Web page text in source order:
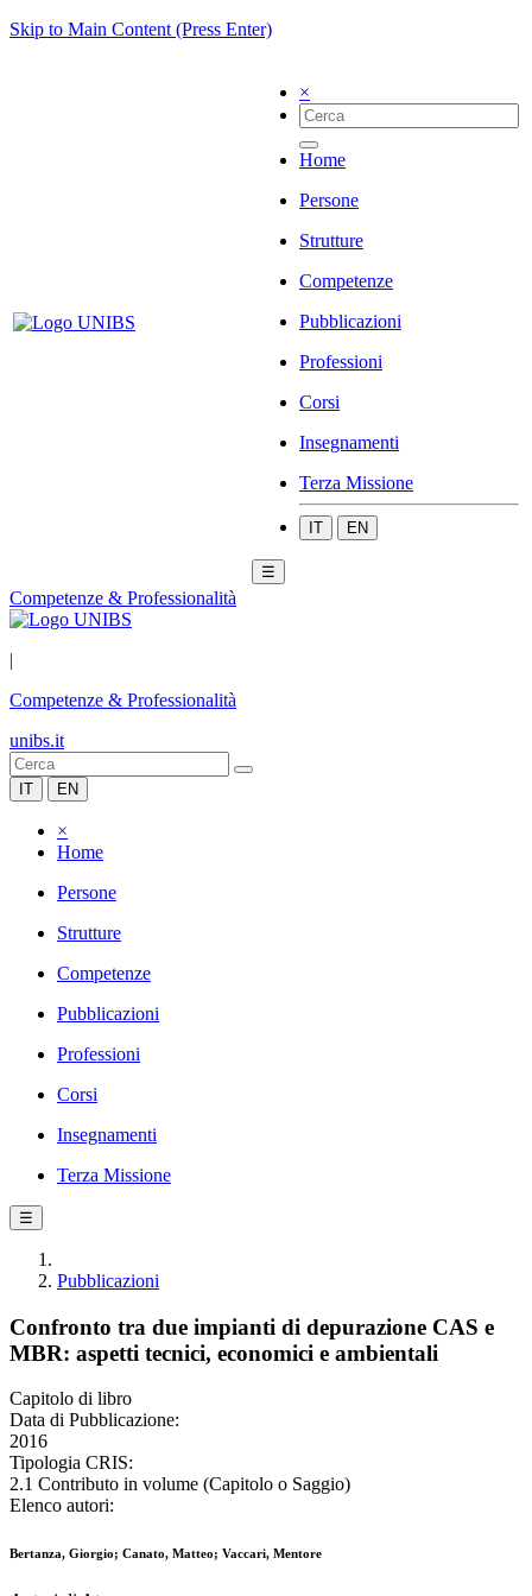
Skip to Main Content (Press Enter)
×
Home
Persone
Strutture
Competenze
Pubblicazioni
Professioni
Corsi
Insegnamenti
Terza Missione
IT EN
☰
Competenze & Professionalità
|
Competenze & Professionalità
unibs.it
IT EN
×
Home
Persone
Strutture
Competenze
Pubblicazioni
Professioni
Corsi
Insegnamenti
Terza Missione
☰
Pubblicazioni
Confronto tra due impianti di depurazione CAS e
MBR: aspetti tecnici, economici e ambientali
Capitolo di libro
Data di Pubblicazione:
2016
Tipologia CRIS:
2.1 Contributo in volume (Capitolo o Saggio)
Elenco autori:
Bertanza, Giorgio; Canato, Matteo; Vaccari, Mentore